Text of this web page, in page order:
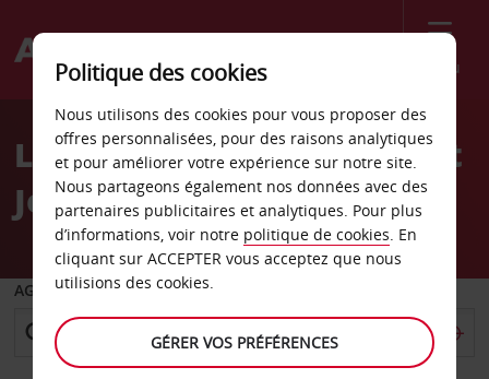
Menu
Welcome
AvisLocation de voiture Fort St
John
AGENCE DE DÉPART
Politique des cookies
Nous utilisons des cookies pour vous proposer des
offres personnalisées, pour des raisons analytiques
et pour améliorer votre expérience sur notre site.
Nous partageons également nos données avec des
partenaires publicitaires et analytiques. Pour plus
d’informations, voir notre politique de cookies. En
cliquant sur ACCEPTER vous acceptez que nous
utilisions des cookies.
GÉRER VOS PRÉFÉRENCES